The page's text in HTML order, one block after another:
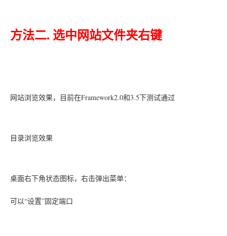
方法二. 选中网站文件夹右键
网站浏览效果，目前在Framework2.0和3.5下测试通过
目录浏览效果
桌面右下角状态图标，右击弹出菜单：
可以“设置”固定端口